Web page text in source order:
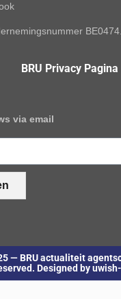
BRU Privacy Pagina
via email
— BRU actualiteit
Designed by